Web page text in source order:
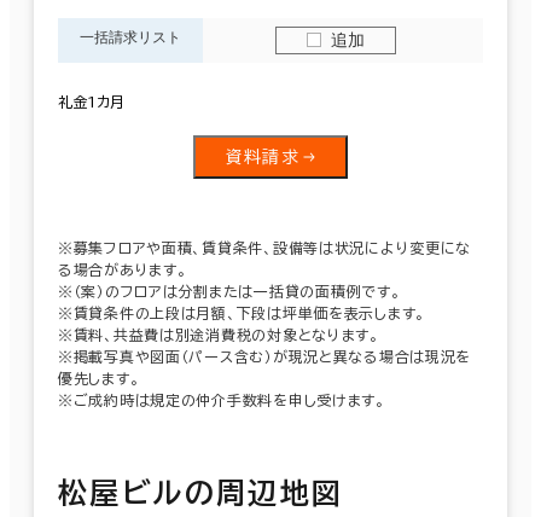
一括請求リスト 追加
礼金1カ月
資料請求
※募集フロアや面積、賃貸条件、設備等は状況により変更にな
る場合があります。
※（案）のフロアは分割または一括貸の面積例です。
※賃貸条件の上段は月額、下段は坪単価を表示します。
※賃料、共益費は別途消費税の対象となります。
※掲載写真や図面（パース含む）が現況と異なる場合は現況を
優先します。
※ご成約時は規定の仲介手数料を申し受けます。
松屋ビルの周辺地図